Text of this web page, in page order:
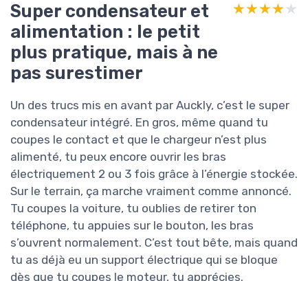
Super condensateur et
alimentation : le petit
plus pratique, mais à ne
pas surestimer
★★★★★
★★★★★
Un des trucs mis en avant par Auckly, c’est le super
condensateur intégré. En gros, même quand tu
coupes le contact et que le chargeur n’est plus
alimenté, tu peux encore ouvrir les bras
électriquement 2 ou 3 fois grâce à l’énergie stockée.
Sur le terrain, ça marche vraiment comme annoncé.
Tu coupes la voiture, tu oublies de retirer ton
téléphone, tu appuies sur le bouton, les bras
s’ouvrent normalement. C’est tout bête, mais quand
tu as déjà eu un support électrique qui se bloque
dès que tu coupes le moteur, tu apprécies.